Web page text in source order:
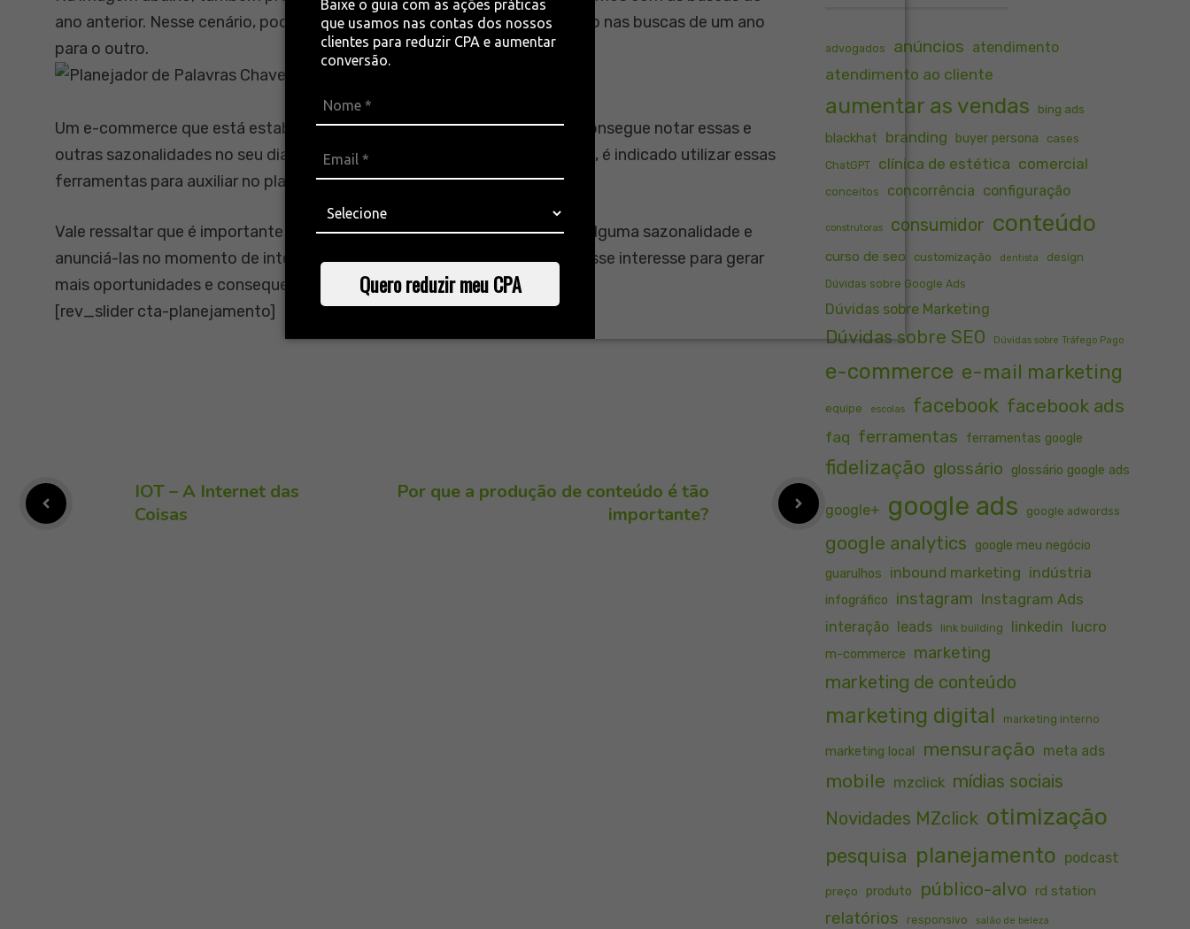
Baixe o guia com as ações práticas
que usamos nas contas dos nossos
clientes para reduzir CPA e aumentar
conversão.
Quero reduzir meu CPA
ano anterior. Nesse cenário, podemos perceber que houve um crescimento nas buscas de um ano
para o outro.
Um e-commerce que está estabelecido há algum tempo no mercado já consegue notar essas e
outras sazonalidades no seu dia a dia, e para alguém que está começando, é indicado utilizar essas
ferramentas para auxiliar no planejamento.
Vale ressaltar que é importante identificar se os seus produtos possuem alguma sazonalidade e
anunciá-las no momento de interesse dos usuários, aproveitando assim esse interesse para gerar
mais oportunidades e consequentemente mais vendas.
[rev_slider cta-planejamento]
IOT – A Internet das
Coisas
Por que a produção de conteúdo é tão
importante?
advogados anúncios atendimento
atendimento ao cliente
aumentar as vendas bing ads
blackhat branding buyer persona cases
ChatGPT clínica de estética comercial
conceitos concorrência configuração
construtoras consumidor conteúdo
curso de seo customização dentista
design
Dúvidas sobre Google Ads
Dúvidas sobre Marketing
Dúvidas sobre SEO Dúvidas sobre Tráfego Pago
e-commerce e-mail marketing
equipe escolas facebook facebook ads
faq ferramentas ferramentas google
fidelização glossário glossário google ads
google+ google ads google adwordss
google analytics
google meu negócio
guarulhos
inbound marketing indústria
infográfico instagram Instagram Ads
interação leads link building linkedin lucro
m-commerce marketing
marketing de conteúdo
marketing digital marketing interno
marketing local mensuração meta ads
mobile mzclick mídias sociais
Novidades MZclick otimização
pesquisa planejamento podcast
preço produto público-alvo rd station
relatórios responsivo salão de beleza